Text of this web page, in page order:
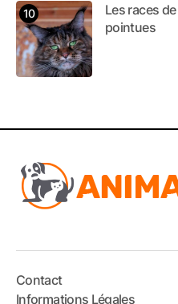
Les races
pointues
Contact
Informations Légales